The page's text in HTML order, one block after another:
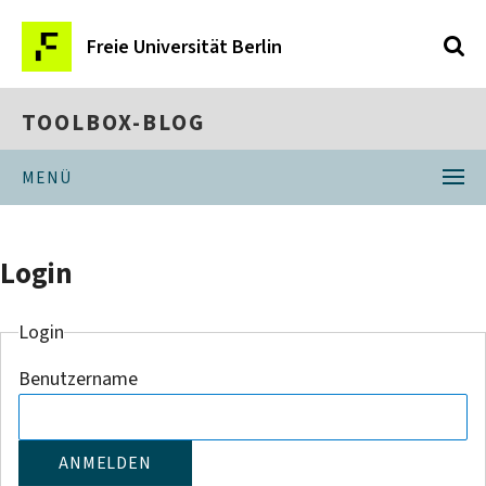
Freie Universität Berlin
TOOLBOX-BLOG
MENÜ
Login
Login
Benutzername